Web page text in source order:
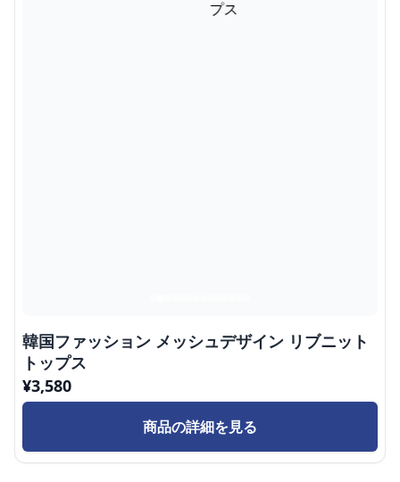
韓国ファッション メッシュデザイン リブニット
トップス
¥3,580
商品の詳細を見る